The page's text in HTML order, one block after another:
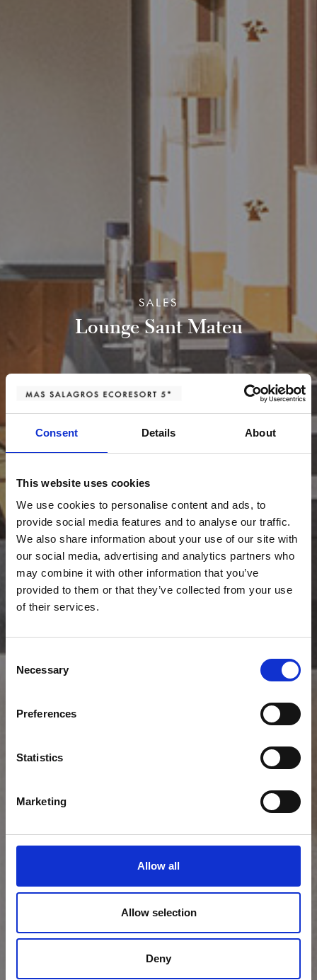
Consent Details About
This website uses cookies
We use cookies to personalise content and ads, to
provide social media features and to analyse our traffic.
We also share information about your use of our site with
our social media, advertising and analytics partners who
may combine it with other information that you’ve
provided to them or that they’ve collected from your use
of their services.
Consent
Selection
Necessary
Preferences
Statistics
Marketing
Allow all
Allow selection
Deny
SALES
Lounge Sant Mateu